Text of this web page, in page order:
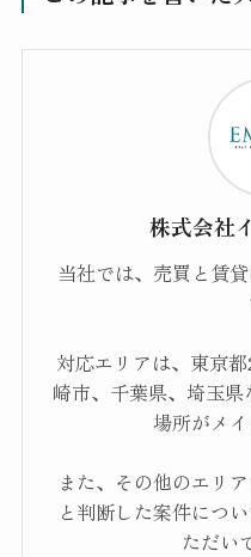
株式会社
当社では、売買と賃
対応エリアは、東京
崎市、千葉県、埼玉
場所がメイ
また、その他のエリ
と判断した案件につ
ただい